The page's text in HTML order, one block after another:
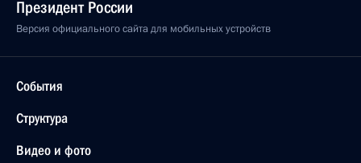
Президент России
Версия официального сайта для мобильных устройств
События
Структура
Видео и фото